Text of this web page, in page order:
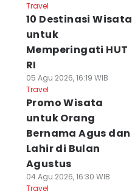
Travel
10 Destinasi Wisata
untuk
Memperingati HUT
RI
05 Agu 2026, 16:19 WIB
Travel
Promo Wisata
untuk Orang
Bernama Agus dan
Lahir di Bulan
Agustus
04 Agu 2026, 16:30 WIB
Travel